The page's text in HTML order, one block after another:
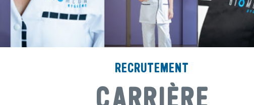
RECRUTEMENT